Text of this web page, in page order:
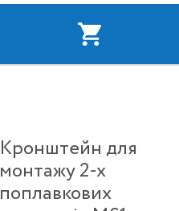
Кронштейн для
монтажу 2-х
поплавкових